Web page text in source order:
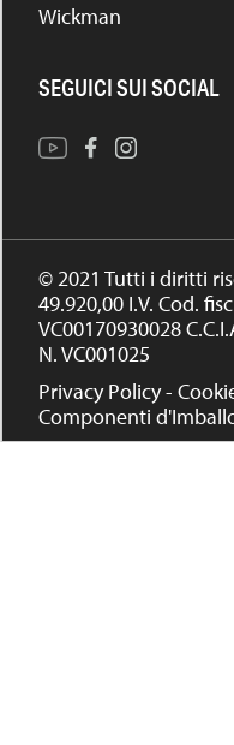
Wickman
SEGUICI SUI SOCIAL
© 2021 Tutti i diritti
49.920,00 I.V. Cod.
VC00170930028
N. VC001025
Privacy Policy-
Componenti